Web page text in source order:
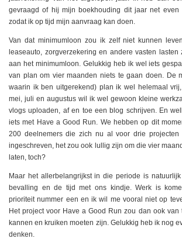
gevraagd of hij mijn boekhouding dit jaar net even
zodat ik op tijd mijn aanvraag kan doen.
Van dat minimumloon zou ik zelf niet kunnen
leaseauto, zorgverzekering en andere vasten
aan het minimumloon. Gelukkig heb ik wel iets
van plan om vier maanden niets te gaan doen. De
waarin ik ben uitgerekend) plan ik wel helemaal
mei, juli en augustus wil ik wel gewoon kleine
vlogs uploaden, af en toe een blog schrijven. En
iets met Have a Good Run. We hebben op dit
200 deelnemers die zich nu al voor drie projecten
ingeschreven, het zou ook lullig zijn om die vier
laten, toch?
Maar het allerbelangrijkst in die periode is
bevalling en de tijd met ons kindje. Werk is
prioriteit nummer een en ik wil me vooral niet op
Het project voor Have a Good Run zou dan ook
kannen en kruiken moeten zijn. Gelukkig heb ik nog
denken.